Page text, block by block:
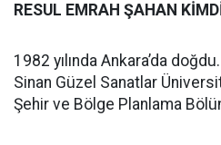
RESUL EMRAH ŞAHAN
1982 yılında Ankara’da
Sinan Güzel Sanatlar
Şehir ve Bölge Planlama